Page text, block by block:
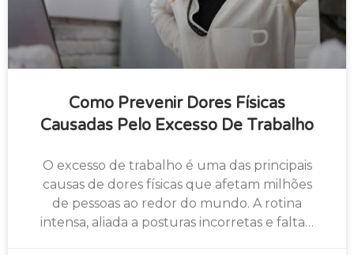
Como Prevenir Dores Físicas
Causadas Pelo Excesso De Trabalho
O excesso de trabalho é uma das principais
causas de dores físicas que afetam milhões
de pessoas ao redor do mundo. A rotina
intensa, aliada a posturas incorretas e falta…